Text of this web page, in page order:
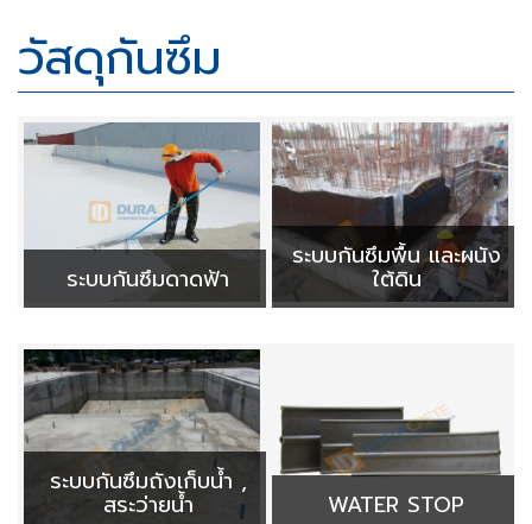
วัสดุกันซึม
ระบบกันซึมดาดฟ้า
ระบบกันซึมพื้น และผนัง
ใต้ดิน
ระบบกันซึมถังเก็บน้ำ ,
สระว่ายน้ำ WATER STOP